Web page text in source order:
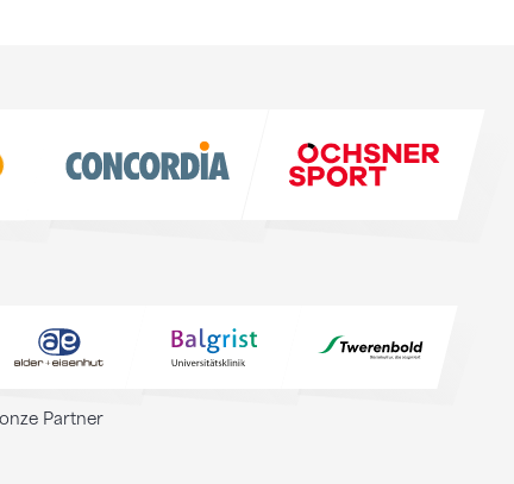
Partner